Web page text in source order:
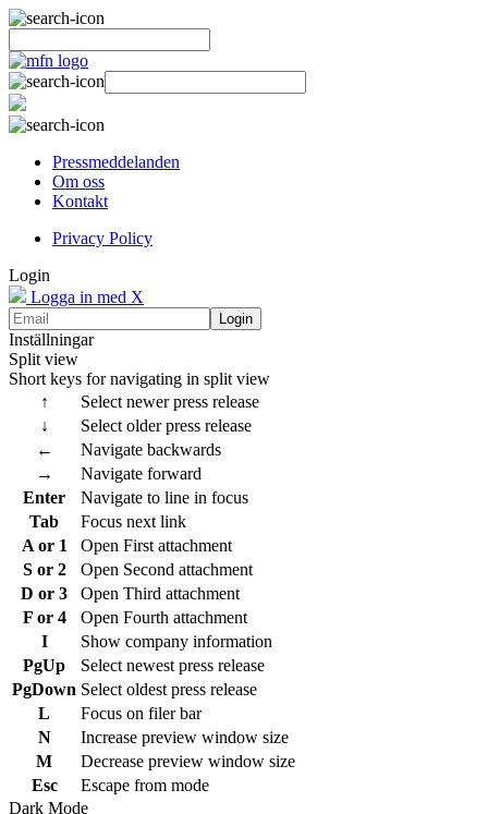
Pressmeddelanden
Om oss
Kontakt
Privacy Policy
Login
Logga in med X
Login
Inställningar
Split view
Short keys for navigating in split view
↑
Select newer press release
↓
Select older press release
←
Navigate backwards
→
Navigate forward
Enter
Navigate to line in focus
Tab
Focus next link
A or 1
Open First attachment
S or 2
Open Second attachment
D or 3
Open Third attachment
F or 4
Open Fourth attachment
I
Show company information
PgUp
Select newest press release
PgDown Select oldest press release
L
Focus on filer bar
N
Increase preview window size
M
Decrease preview window size
Esc
Escape from mode
Dark Mode